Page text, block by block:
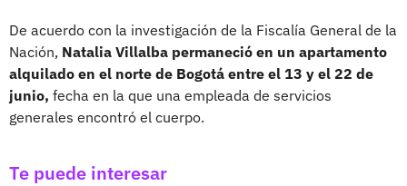
De acuerdo con la investigación de la Fiscalía General de la
Nación, Natalia Villalba permaneció en un apartamento
alquilado en el norte de Bogotá entre el 13 y el 22 de
junio, fecha en la que una empleada de servicios
generales encontró el cuerpo.
Te puede interesar